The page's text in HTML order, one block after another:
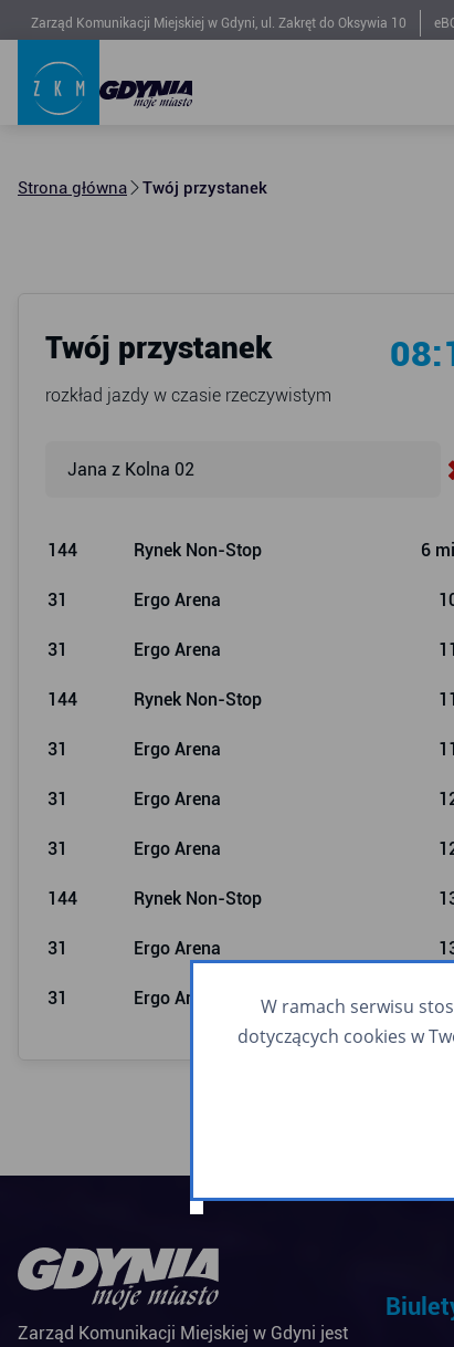
Zarząd Komunikacji Miejskiej w Gdyni, ul. Zakręt do Oksywia 10
Strona główna Twój przystanek
Twój przystanek
rozkład jazdy w czasie rzeczywistym
144 Rynek Non-Stop 6
31 Ergo Arena
31 Ergo Arena
144 Rynek Non-Stop
31 Ergo Arena
31 Ergo Arena
31 Ergo Arena
144 Rynek Non-Stop
31 Ergo Arena
31 Ergo Arena
Zarząd Komunikacji Miejskiej w Gdyni jest
W ramach serwisu
dotyczących cookies w